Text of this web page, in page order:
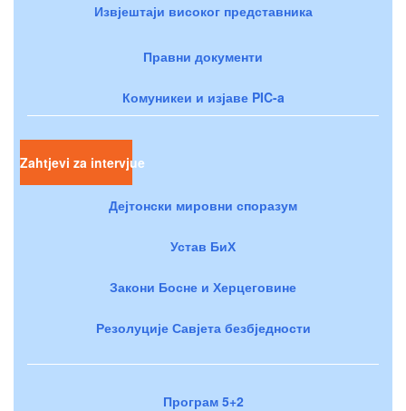
Извјештаји високог представника
Правни документи
Комуникеи и изјаве PIC-a
Zahtjevi za intervjue
Дејтонски мировни споразум
Устав БиХ
Закони Босне и Херцеговине
Резолуције Савјета безбједности
Програм 5+2